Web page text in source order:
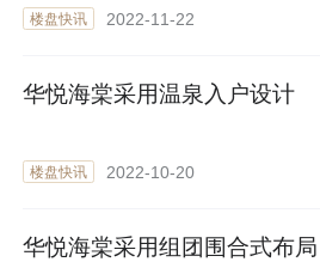
楼盘快讯 2022-11-22
华悦海棠采用温泉入户设计
楼盘快讯 2022-10-20
华悦海棠采用组团围合式布